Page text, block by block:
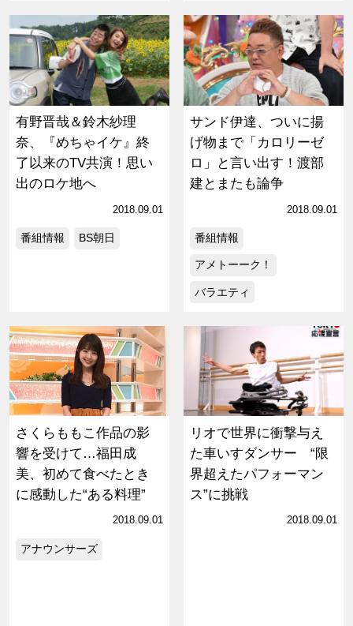
有野晋哉＆鈴木紗理
奈、『めちゃイケ』終
了以来のTV共演！思い
出のロケ地へ
2018.09.01
番組情報 BS朝日
サンド伊達、ついに揚
げ物まで「カロリーゼ
ロ」と言い出す！渡部
建とまたも論争
2018.09.01
番組情報
アメトーーク！
バラエティ
さくらももこ作品の影
響を受けて…福田成
美、初めて食べたとき
に感動した“ある料理”
2018.09.01
アナウンサーズ
リオで世界に衝撃与え
た車いすダンサー “限
界超えたパフォーマン
ス”に挑戦
2018.09.01